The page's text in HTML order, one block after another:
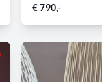
€ 790,-